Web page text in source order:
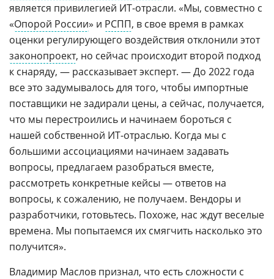
является привилегией ИТ-отрасли. «Мы, совместно с
«Опорой России» и РСПП, в свое время в рамках
оценки регулирующего воздействия отклонили этот
законопроект, но сейчас происходит второй подход
к снаряду, — рассказывает эксперт. — До 2022 года
все это задумывалось для того, чтобы импортные
поставщики не задирали цены, а сейчас, получается,
что мы перестроились и начинаем бороться с
нашей собственной ИТ-отраслью. Когда мы с
большими ассоциациями начинаем задавать
вопросы, предлагаем разобраться вместе,
рассмотреть конкретные кейсы — ответов на
вопросы, к сожалению, не получаем. Вендоры и
разработчики, готовьтесь. Похоже, нас ждут веселые
времена. Мы попытаемся их смягчить насколько это
получится».
Владимир Маслов признал, что есть сложности с